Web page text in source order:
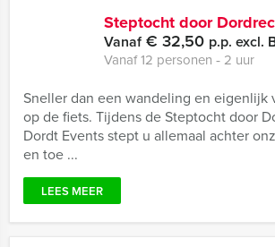
Steptocht door
Vanaf€ 32,50 p.p. excl.
Vanaf 12 personen ‐ 2 uur
Sneller dan een wandeling en eigenlijk
op de fiets. Tijdens de Steptocht door
Dordt Events stept u allemaal achter
en toe ...
LEES MEER